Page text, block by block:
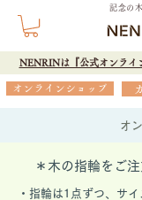
記念の
NENRINは『公式オンライ
オンラインショップ
オ
＊木の指輪をご
・指輪は1点ずつ、サ